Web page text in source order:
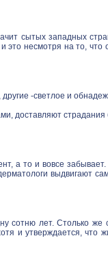
сытых западных
это несмотря на то, что
другие -светлое и
доставляют
а то и вовсе
выдвигают
сотню лет. Столько
и утверждается,